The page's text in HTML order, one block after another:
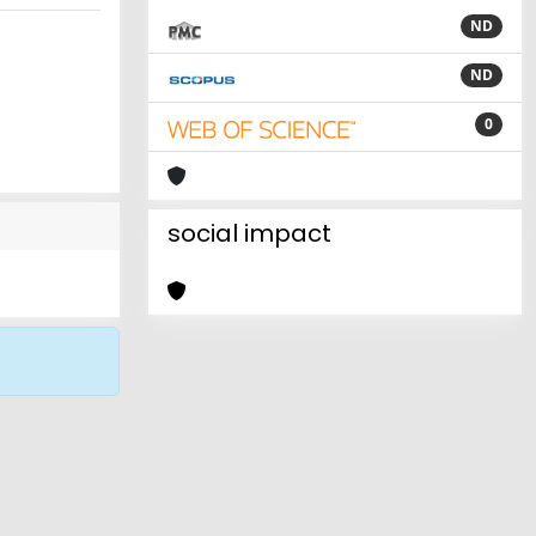
ND
ND
0
social impact